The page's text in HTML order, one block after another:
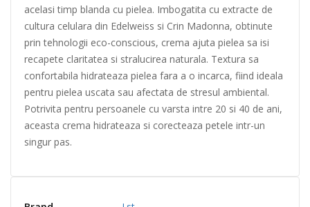
acelasi timp blanda cu pielea. Imbogatita cu extracte de
cultura celulara din Edelweiss si Crin Madonna, obtinute
prin tehnologii eco-conscious, crema ajuta pielea sa isi
recapete claritatea si stralucirea naturala. Textura sa
confortabila hidrateaza pielea fara a o incarca, fiind ideala
pentru pielea uscata sau afectata de stresul ambiental.
Potrivita pentru persoanele cu varsta intre 20 si 40 de ani,
aceasta crema hidrateaza si corecteaza petele intr-un
singur pas.